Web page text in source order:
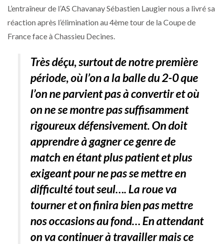
L’entraîneur de l’AS Chavanay Sébastien Laugier nous a livré sa
réaction après l’élimination au 4ème tour de la Coupe de
France face à Chassieu Decines.
Très déçu, surtout de notre première
période, où l’on a la balle du 2-0 que
l’on ne parvient pas à convertir et où
on ne se montre pas suffisamment
rigoureux défensivement. On doit
apprendre à gagner ce genre de
match en étant plus patient et plus
exigeant pour ne pas se mettre en
difficulté tout seul…. La roue va
tourner et on finira bien pas mettre
nos occasions au fond… En attendant
on va continuer à travailler mais ce